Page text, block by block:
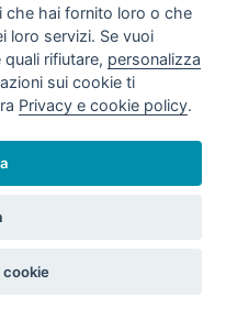
III
che hai fornito loro o che
loro servizi. Se vuoi
rifiutare, personalizza
sui cookie ti
Privacy e cookie policy.
cookie